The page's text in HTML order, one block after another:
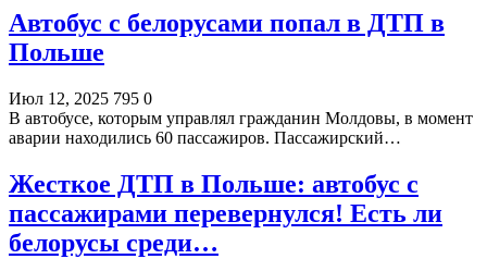
Автобус с белорусами попал в ДТП в
Польше
Июл 12, 2025 795 0
В автобусе, которым управлял гражданин Молдовы, в момент
аварии находились 60 пассажиров. Пассажирский…
Жесткое ДТП в Польше: автобус с
пассажирами перевернулся! Есть ли
белорусы среди…